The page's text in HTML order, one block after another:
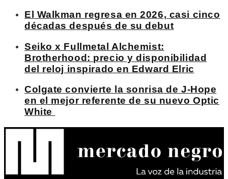
El Walkman regresa en 2026, casi cinco
décadas después de su debut
Seiko x Fullmetal Alchemist:
Brotherhood: precio y disponibilidad
del reloj inspirado en Edward Elric
Colgate convierte la sonrisa de J-Hope
en el mejor referente de su nuevo Optic
White